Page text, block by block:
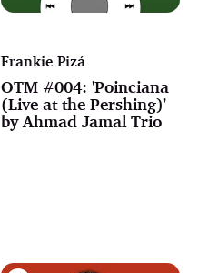
Frankie Pizá
OTM #004: 'Poinciana
(Live at the Pershing)'
by Ahmad Jamal Trio